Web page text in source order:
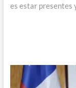
es estar presentes